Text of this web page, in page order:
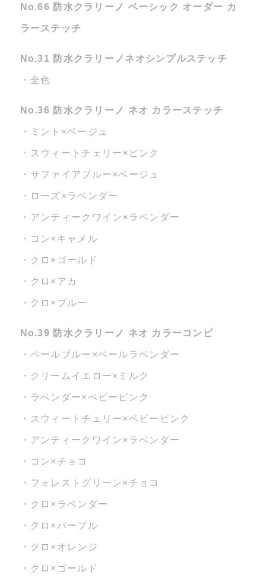
No.66 防水クラリーノ ベーシック オーダー カ
ラーステッチ
No.31 防水クラリーノネオシンプルステッチ
・全色
No.36 防水クラリーノ ネオ カラーステッチ
・ミント×ベージュ
・スウィートチェリー×ピンク
・サファイアブルー×ベージュ
・ローズ×ラベンダー
・アンティークワイン×ラベンダー
・コン×キャメル
・クロ×ゴールド
・クロ×アカ
・クロ×ブルー
No.39 防水クラリーノ ネオ カラーコンビ
・ペールブルー×ペールラベンダー
・クリームイエロー×ミルク
・ラベンダー×ベビーピンク
・スウィートチェリー×ベビーピンク
・アンティークワイン×ラベンダー
・コン×チョコ
・フォレストグリーン×チョコ
・クロ×ラベンダー
・クロ×パープル
・クロ×オレンジ
・クロ×ゴールド